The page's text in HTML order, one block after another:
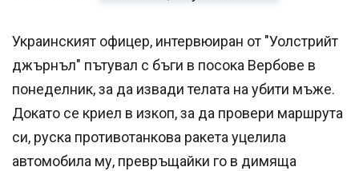
Украинският офицер, интервюиран от "Уолстрийт
джърнъл" пътувал с бъги в посока Вербове в
понеделник, за да извади телата на убити мъже.
Докато се криел в изкоп, за да провери маршрута
си, руска противотанкова ракета уцелила
автомобила му, превръщайки го в димяща